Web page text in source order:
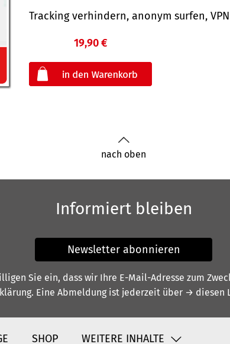
Tracking verhindern, anonym surfen,
19,90 €
nach oben
Informiert bleiben
Newsletter abonnieren
Sie ein, dass wir Ihre E-Mail-Adresse zum
. Eine Abmeldung ist jederzeit über → diesen
SHOP WEITERE INHALTE